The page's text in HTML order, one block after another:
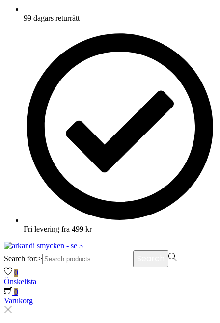
99 dagars returrätt
Fri levering fra 499 kr
Search for:>
0
Önskelista
0
Varukorg